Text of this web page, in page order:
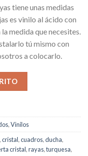
tiene unas medidas
es vinilo al ácido con
medida que necesites.
tú mismo con
a colocarlo.
,Vinilos
,cristal,cuadros,ducha,
cristal,rayas,turquesa,